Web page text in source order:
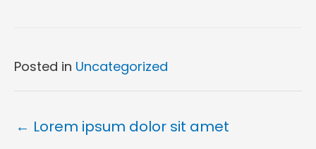
Posted in Uncategorized
← Lorem ipsum dolor sit amet